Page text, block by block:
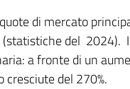
di mercato
(statistiche del 2024).
a fronte di un
cresciute del 270%.